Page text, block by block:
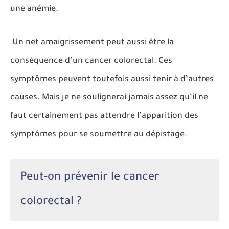
une anémie.
Un net amaigrissement peut aussi être la
conséquence d’un cancer colorectal. Ces
symptômes peuvent toutefois aussi tenir à d’autres
causes. Mais je ne soulignerai jamais assez qu’il ne
faut certainement pas attendre l’apparition des
symptômes pour se soumettre au dépistage.
Peut-on prévenir le cancer
colorectal ?